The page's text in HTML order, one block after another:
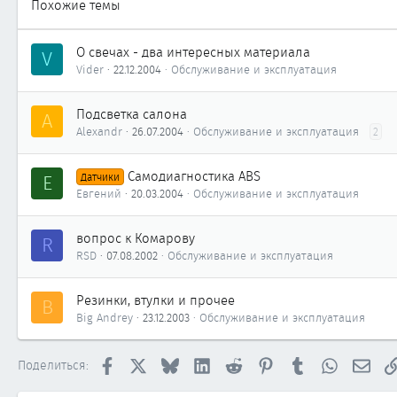
Похожие темы
V О свечах - два интересных материала
Vider 22.12.2004 Обслуживание и эксплуатация
A Подсветка салона
Alexandr 26.07.2004 Обслуживание и эксплуатация 2
Е Датчики Самодиагностика ABS
Евгений 20.03.2004 Обслуживание и эксплуатация
R вопрос к Комарову
RSD 07.08.2002 Обслуживание и эксплуатация
B Резинки, втулки и прочее
Big Andrey 23.12.2003 Обслуживание и эксплуатация
Поделиться: Facebook Bluesky LinkedInReddit PinterestTumblrWhatsApp